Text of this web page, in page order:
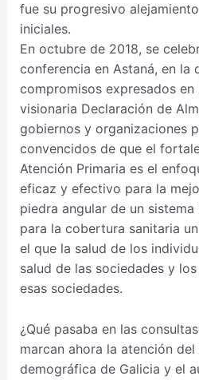
fue su progresivo
iniciales.
En octubre de 2018, se
conferencia en Astaná, en la
compromisos expresados
visionaria Declaración de
gobiernos y organizaciones
convencidos de que el
Atención Primaria es el
eficaz y efectivo para la
piedra angular de un
para la cobertura sanitaria
el que la salud de los
salud de las sociedades y
esas sociedades.
¿Qué pasaba en las
marcan ahora la atención
demográfica de Galicia y el